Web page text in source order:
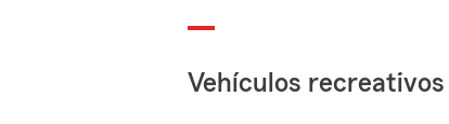
Vehículos recreativos